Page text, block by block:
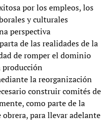
por los empleos, los
y culturales
perspectiva
de las realidades de la
de romper el dominio
producción
la reorganización
construir comités de
como parte de la
para llevar adelante